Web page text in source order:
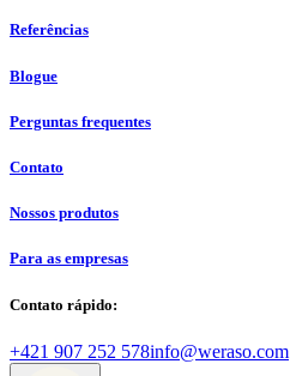
Referências
Blogue
Perguntas frequentes
Contato
Nossos produtos
Para as empresas
Contato rápido:
+421 907 252 578info@weraso.com